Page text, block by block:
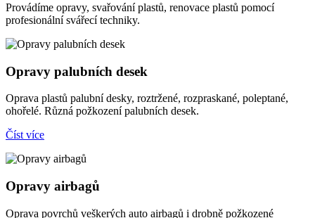
Provádíme opravy, svařování plastů, renovace plastů pomocí
profesionální svářecí techniky.
Opravy palubních desek
Oprava plastů palubní desky, roztržené, rozpraskané, poleptané,
ohořelé. Různá požkození palubních desek.
Číst více
Opravy airbagů
Oprava povrchů veškerých auto airbagů i drobně požkozené